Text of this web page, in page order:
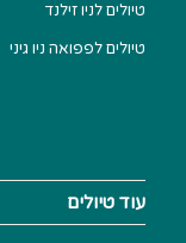
טיולים לניו זילנד
טיולים לפפואה ניו גיני
עוד טיולים